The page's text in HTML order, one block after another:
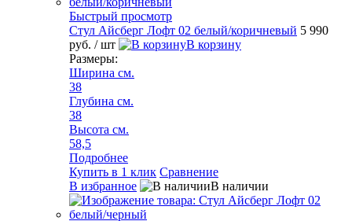
Быстрый просмотр
Стул Айсберг Лофт 02 белый/коричневый 5 990
руб. / шт
В корзину
Размеры:
Ширина см.
38
Глубина см.
38
Высота см.
58,5
Подробнее
Купить в 1 клик Сравнение
В избранное
В наличии